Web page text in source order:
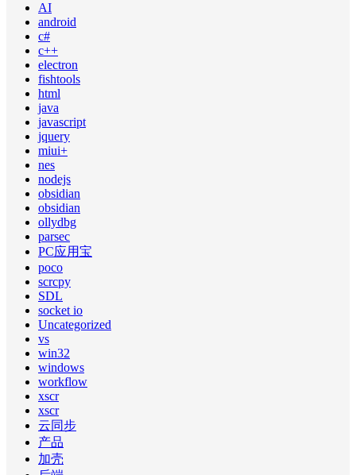
AI
android
c#
c++
electron
fishtools
html
java
javascript
jquery
miui+
nes
nodejs
obsidian
obsidian
ollydbg
parsec
PC应用宝
poco
scrcpy
SDL
socket io
Uncategorized
vs
win32
windows
workflow
xscr
xscr
云同步
产品
加壳